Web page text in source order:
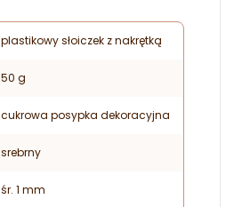
plastikowy słoiczek z nakrętką
50 g
cukrowa posypka dekoracyjna
srebrny
śr. 1 mm